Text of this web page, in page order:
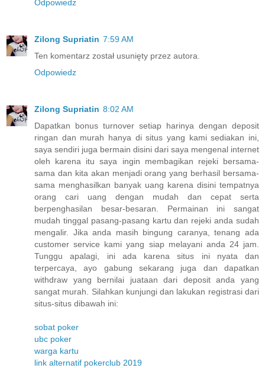
Odpowiedz
Zilong Supriatin 7:59 AM
Ten komentarz został usunięty przez autora.
Odpowiedz
Zilong Supriatin 8:02 AM
Dapatkan bonus turnover setiap harinya dengan deposit
ringan dan murah hanya di situs yang kami sediakan ini,
saya sendiri juga bermain disini dari saya mengenal internet
oleh karena itu saya ingin membagikan rejeki bersama-
sama dan kita akan menjadi orang yang berhasil bersama-
sama menghasilkan banyak uang karena disini tempatnya
orang cari uang dengan mudah dan cepat serta
berpenghasilan besar-besaran. Permainan ini sangat
mudah tinggal pasang-pasang kartu dan rejeki anda sudah
mengalir. Jika anda masih bingung caranya, tenang ada
customer service kami yang siap melayani anda 24 jam.
Tunggu apalagi, ini ada karena situs ini nyata dan
terpercaya, ayo gabung sekarang juga dan dapatkan
withdraw yang bernilai juataan dari deposit anda yang
sangat murah. Silahkan kunjungi dan lakukan registrasi dari
situs-situs dibawah ini:
sobat poker
ubc poker
warga kartu
link alternatif pokerclub 2019